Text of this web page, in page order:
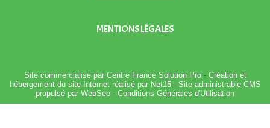
MENTIONS LÉGALES
Site commercialisé par Centre France Solution Pro- Création et
hébergement du site Internet réalisé par Net15- Site administrable CMS
propulsé par WebSee - Conditions Générales d'Utilisation